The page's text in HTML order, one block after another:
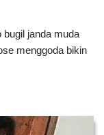
janda muda
menggoda bikin